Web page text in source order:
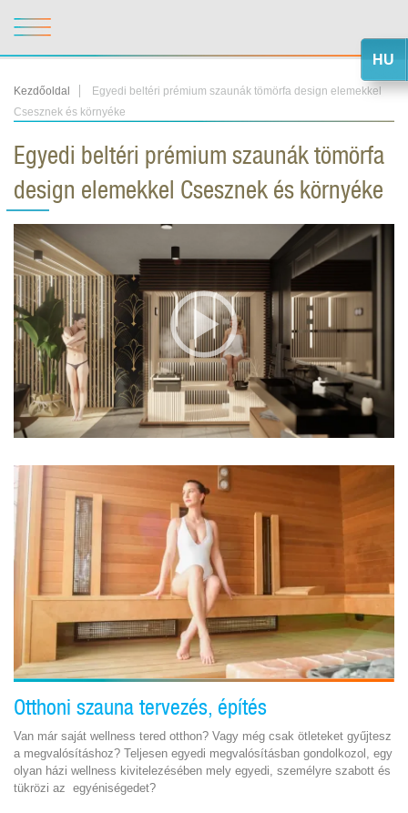
Kezdőoldal
Egyedi beltéri prémium szaunák tömörfa design elemekkel
Csesznek és környéke
Egyedi beltéri prémium szaunák tömörfa
design elemekkel Csesznek és környéke
Otthoni szauna tervezés, építés
Van már saját wellness tered otthon? Vagy még csak ötleteket gyűjtesz
a megvalósításhoz? Teljesen egyedi megvalósításban gondolkozol, egy
olyan házi wellness kivitelezésében mely egyedi, személyre szabott és
tükrözi az egyéniségedet?
HU